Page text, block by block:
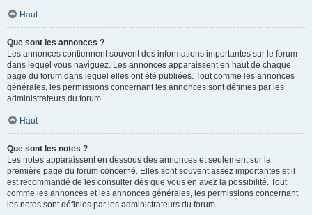
Haut
Que sont les annonces ?
Les annonces contiennent souvent des informations importantes sur le forum
dans lequel vous naviguez. Les annonces apparaissent en haut de chaque
page du forum dans lequel elles ont été publiées. Tout comme les annonces
générales, les permissions concernant les annonces sont définies par les
administrateurs du forum.
Haut
Que sont les notes ?
Les notes apparaissent en dessous des annonces et seulement sur la
première page du forum concerné. Elles sont souvent assez importantes et il
est recommandé de les consulter dès que vous en avez la possibilité. Tout
comme les annonces et les annonces générales, les permissions concernant
les notes sont définies par les administrateurs du forum.